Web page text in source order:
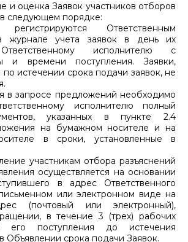
и оценка Заявок участников отборов
следующем порядке:
Ответственным
журнале учета заявок в день их
исполнителю с
и времени поступления. Заявки,
истечении срока подачи заявок, не
в запросе предложений необходимо
исполнителю полный
указанных в пункте 2.4
на бумажном носителе и на
в сроки, установленные в
участникам отбора разъяснений
осуществляется на основании
в адрес Ответственного
или электронном виде на
(почтовый или электронный),
в течение 3 (трех) рабочих
поступления до истечения
Объявлении срока подачи Заявок.